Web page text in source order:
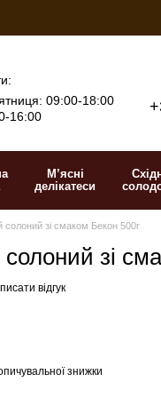
09:00-18:00
16:00
М’ясні
делікатеси
солоний зі смаком Бекон 500г
зі
відгук
знижки